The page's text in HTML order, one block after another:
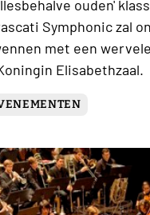
ouden'
Symphonic zal
met een
Elisabethzaal.